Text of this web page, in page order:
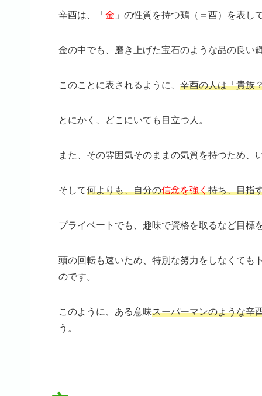
辛酉は、「 金 」の性質を持つ鶏（＝酉）を表し
金の中でも、磨き上げた宝石のような品の良い
このことに表されるように、 辛酉の人は「貴族
とにかく、どこにいても目立つ人。
また、その雰囲気そのままの気質を持つため、
そして何よりも、自分の信念を強く持ち、目指
プライベートでも、趣味で資格を取るなど目標
頭の回転も速いため、特別な努力をしなくても
のです。
このように、ある意味スーパーマンのような辛
う。